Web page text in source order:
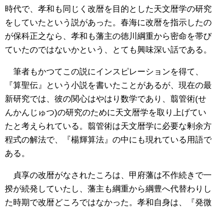
時代で、孝和も同じく改暦を目的とした天文暦学の研究
をしていたという説があった。春海に改暦を指示したの
が保科正之なら、孝和も藩主の徳川綱重から密命を帯び
ていたのではないかという、とても興味深い話である。
筆者もかつてこの説にインスピレーションを得て、
『算聖伝』という小説を書いたことがあるが、現在の最
新研究では、彼の関心はやはり数学であり、翦管術(せ
んかんじゅつ)の研究のために天文暦学を取り上げてい
たと考えられている。翦管術は天文暦学に必要な剰余方
程式の解法で、『楊輝算法』の中にも現れている用語で
ある。
貞享の改暦がなされたころは、甲府藩は不作続きで一
揆が続発していたし、藩主も綱重から綱豊へ代替わりし
た時期で改暦どころではなかった。孝和自身は、『発微